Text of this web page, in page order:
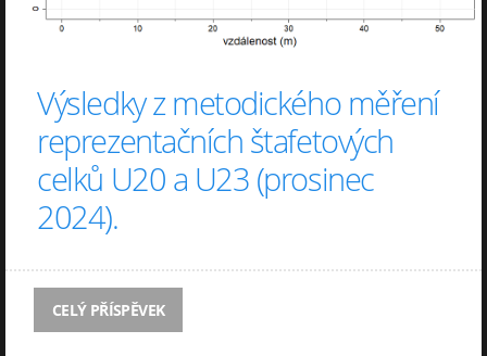
Výsledky z metodického měření
reprezentačních štafetových
celků U20 a U23 (prosinec
2024).
CELÝ PŘÍSPĚVEK